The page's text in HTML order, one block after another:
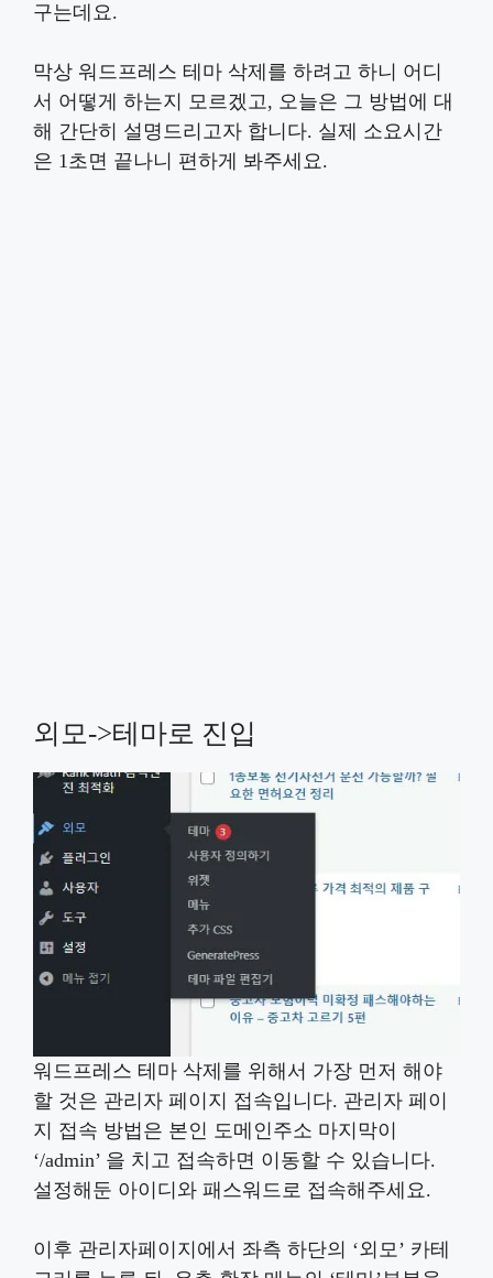
구는데요.
막상 워드프레스 테마 삭제를 하려고 하니 어디
서 어떻게 하는지 모르겠고, 오늘은 그 방법에 대
해 간단히 설명드리고자 합니다. 실제 소요시간
은 1초면 끝나니 편하게 봐주세요.
외모->테마로 진입
워드프레스 테마 삭제를 위해서 가장 먼저 해야
할 것은 관리자 페이지 접속입니다. 관리자 페이
지 접속 방법은 본인 도메인주소 마지막이
‘/admin’ 을 치고 접속하면 이동할 수 있습니다.
설정해둔 아이디와 패스워드로 접속해주세요.
이후 관리자페이지에서 좌측 하단의 ‘외모’ 카테